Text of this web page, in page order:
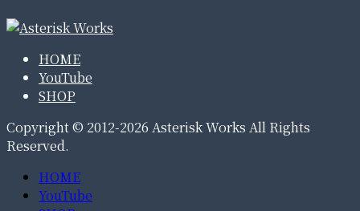
HOME
YouTube
SHOP
Copyright © 2012-2026 Asterisk Works All Rights
Reserved.
HOME
YouTube